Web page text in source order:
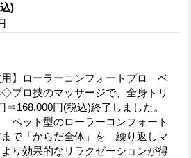
)
用】ローラーコンフォートプロ ベ
プロ技のマッサージで、全身トリ
円(税込)終了しました。
ベット型のローラーコンフォート
まで「からだ全体」を 繰り返しマ
り効果的なリラクゼーションが得